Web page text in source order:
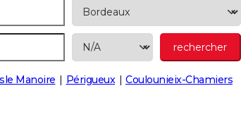
Manoire Périgueux
Coulounieix-Chamiers